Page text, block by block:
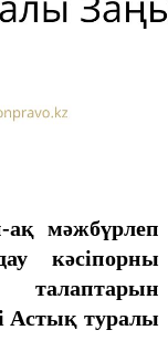
ақ мәжбүрлеп
кәсiпорны
Астық туралы